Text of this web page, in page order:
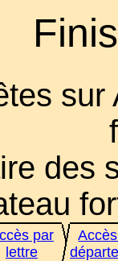
sur
des
par
lettre